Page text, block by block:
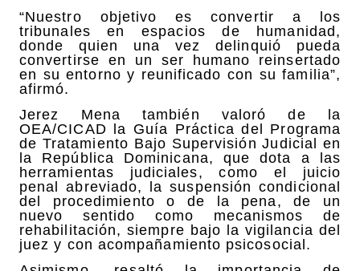
“Nuestro objetivo es convertir a los
tribunales en espacios de humanidad,
donde quien una vez delinquió pueda
convertirse en un ser humano reinsertado
en su entorno y reunificado con su familia”,
afirmó.
Jerez Mena también valoró de la
OEA/CICAD la Guía Práctica del Programa
de Tratamiento Bajo Supervisión Judicial en
la República Dominicana, que dota a las
herramientas judiciales, como el juicio
penal abreviado, la suspensión condicional
del procedimiento o de la pena, de un
nuevo sentido como mecanismos de
rehabilitación, siempre bajo la vigilancia del
juez y con acompañamiento psicosocial.